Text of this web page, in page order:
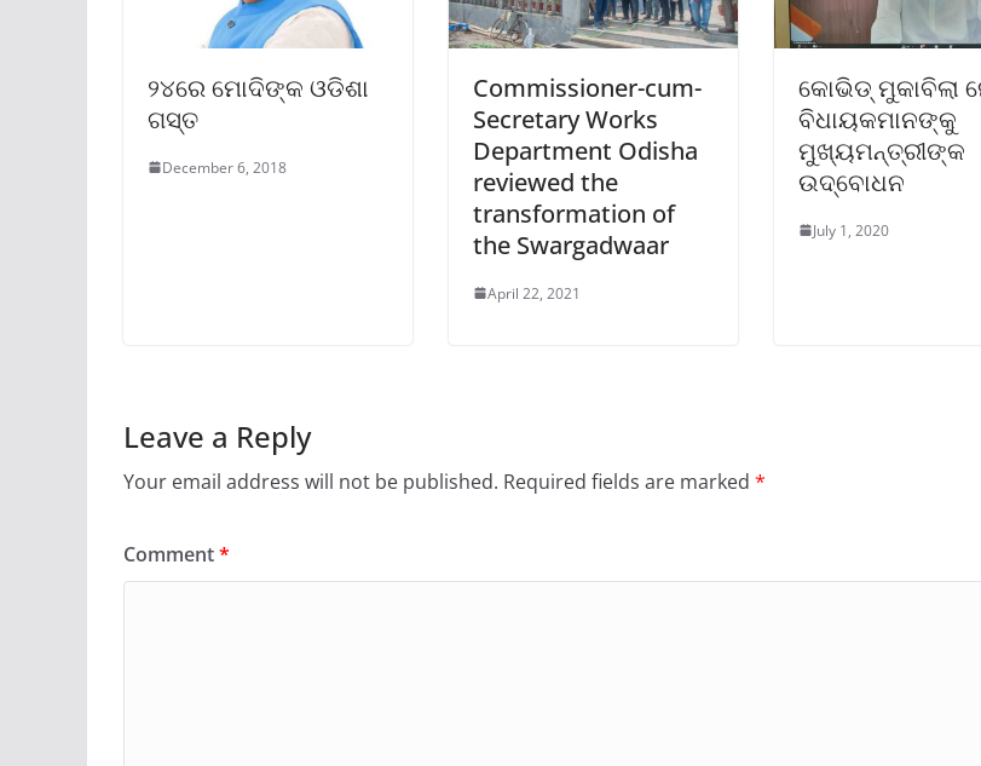
୨୪ରେ ମୋଦିଙ୍କ ଓଡିଶା
ଗସ୍ତ
December 6, 2018
Commissioner-cum-
Secretary Works
Department Odisha
reviewed the
transformation of
the Swargadwaar
April 22, 2021
କୋଭିଡ୍‌ ମୁକାବିଲା
ବିଧାୟକମାନଙ୍କୁ
ମୁଖ୍ୟମନ୍ତ୍ରୀଙ୍କ
ଉଦ୍‌ବୋଧନ
July 1, 2020
Leave a Reply
Your email address will not be published. Required fields are marked *
Comment*